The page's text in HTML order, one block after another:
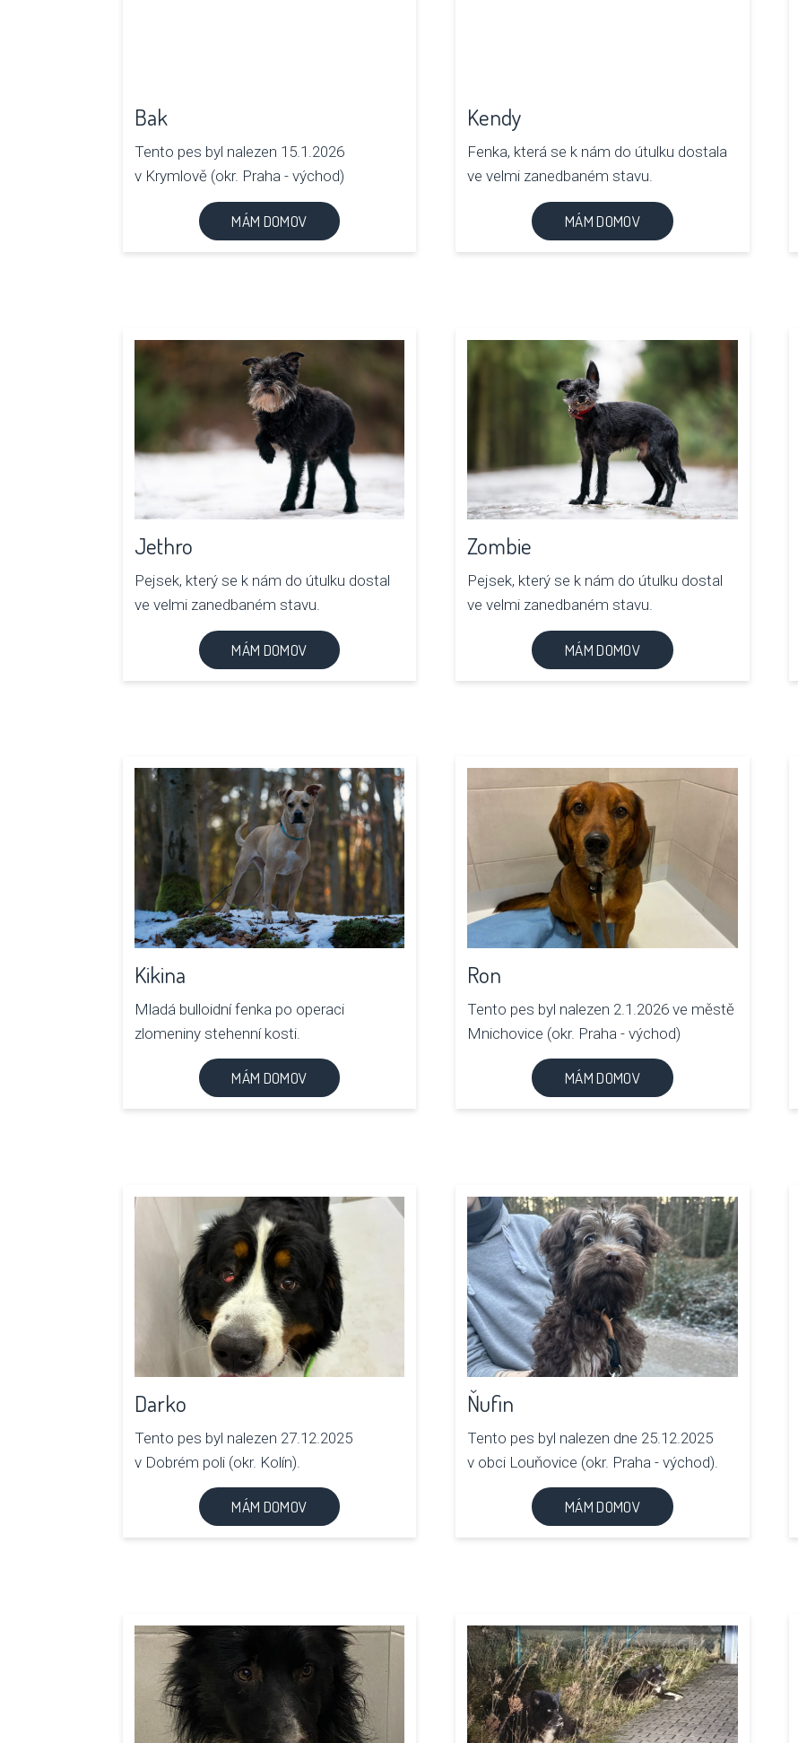
Bak
Tento pes byl nalezen 15.1.2026
v Krymlově (okr. Praha - východ)
MÁM DOMOV
Kendy
Fenka, která se k nám do útulku dostala
ve velmi zanedbaném stavu.
MÁM DOMOV
Jethro
Pejsek, který se k nám do útulku dostal
ve velmi zanedbaném stavu.
MÁM DOMOV
Zombie
Pejsek, který se k nám do útulku dostal
ve velmi zanedbaném stavu.
MÁM DOMOV
Kikina
Mladá bulloidní fenka po operaci
zlomeniny stehenní kosti.
MÁM DOMOV
Ron
Tento pes byl nalezen 2.1.2026 ve městě
Mnichovice (okr. Praha - východ)
MÁM DOMOV
Darko
Tento pes byl nalezen 27.12.2025
v Dobrém poli (okr. Kolín).
MÁM DOMOV
Ňufin
Tento pes byl nalezen dne 25.12.2025
v obci Louňovice (okr. Praha - východ).
MÁM DOMOV